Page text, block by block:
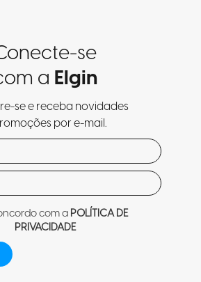
se
a Elgin
se e receba novidades
por e-mail.
com aPOLÍTICA DE
PRIVACIDADE